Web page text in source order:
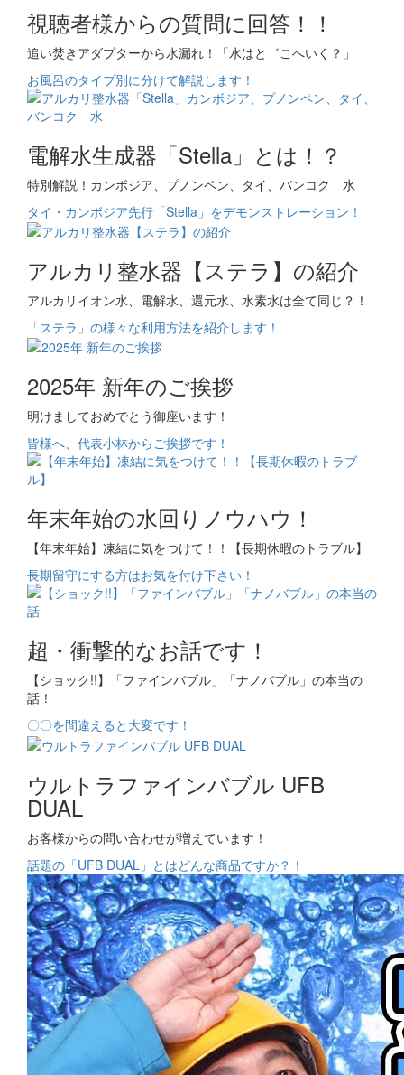
視聴者様からの質問に回答！！
追い焚きアダプターから水漏れ！「水はと゛こへいく？」
お風呂のタイプ別に分けて解説します！
電解水生成器「Stella」とは！？
特別解説！カンボジア、プノンペン、タイ、バンコク 水
タイ・カンボジア先行「Stella」をデモンストレーション！
アルカリ整水器【ステラ】の紹介
アルカリイオン水、電解水、還元水、水素水は全て同じ？！
「ステラ」の様々な利用方法を紹介します！
2025年 新年のご挨拶
明けましておめでとう御座います！
皆様へ、代表小林からご挨拶です！
年末年始の水回りノウハウ！
【年末年始】凍結に気をつけて！！【長期休暇のトラブル】
長期留守にする方はお気を付け下さい！
超・衝撃的なお話です！
【ショック!!】「ファインバブル」「ナノバブル」の本当の
話！
〇〇を間違えると大変です！
ウルトラファインバブル UFB
DUAL
お客様からの問い合わせが増えています！
話題の「UFB DUAL」とはどんな商品ですか？！